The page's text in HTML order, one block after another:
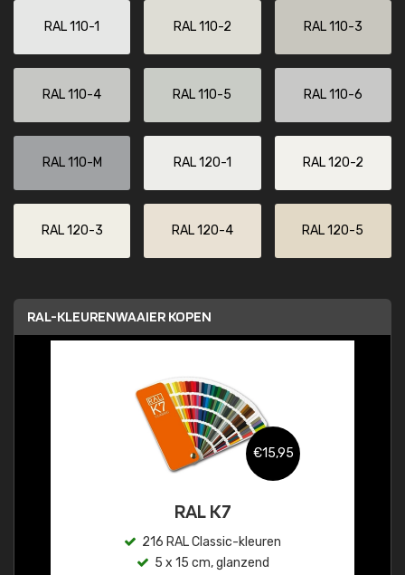
RAL 110-1 RAL 110-2 RAL 110-3
RAL 110-4 RAL 110-5 RAL 110-6
RAL 110-M RAL 120-1 RAL 120-2
RAL 120-3 RAL 120-4 RAL 120-5
RAL-KLEURENWAAIER KOPEN
€15,95
RAL K7
216 RAL Classic-kleuren
5 x 15 cm, glanzend